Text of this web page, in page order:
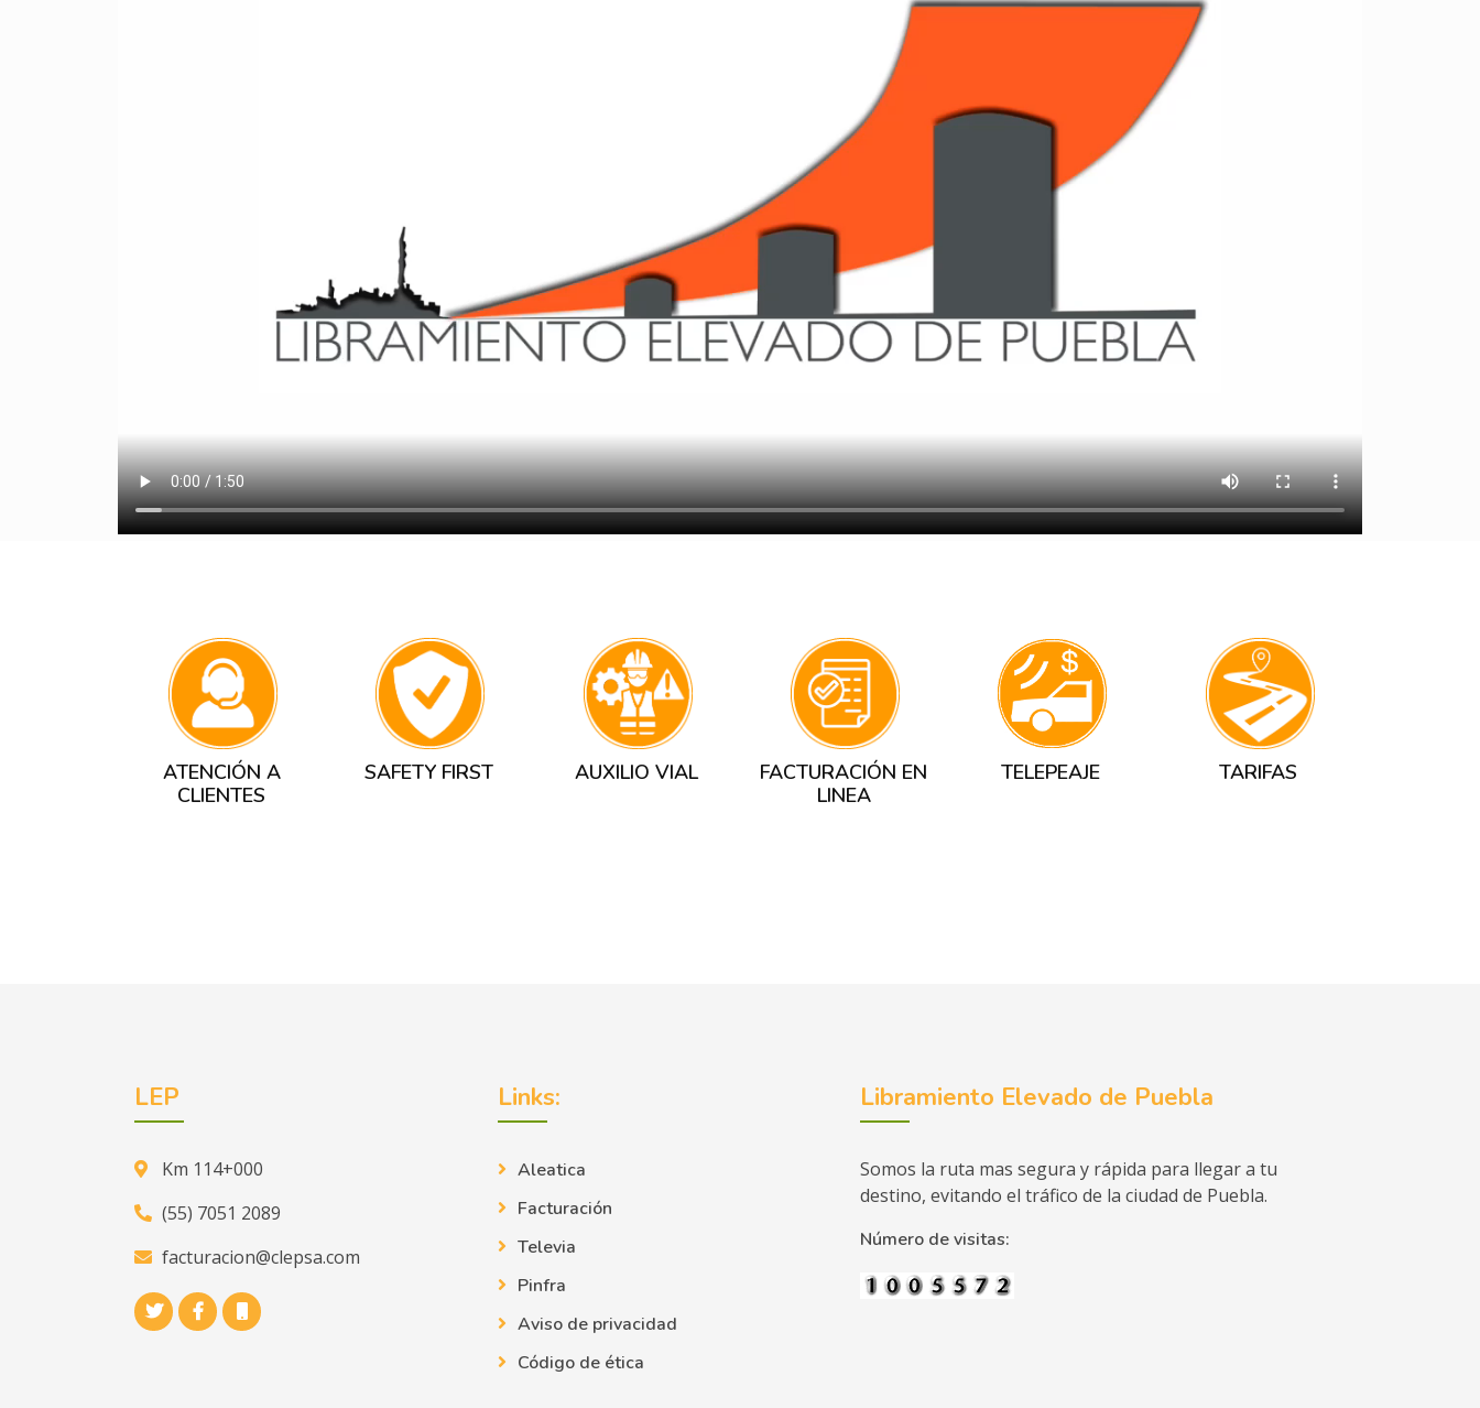
ATENCIÓN A
CLIENTES
SAFETY FIRST AUXILIO VIAL
FACTURACIÓN EN
LINEA
TELEPEAJE TARIFAS
LEP
Km 114+000
(55) 7051 2089
facturacion@clepsa.com
Links:
Aleatica
Facturación
Televia
Pinfra
Aviso de privacidad
Código de ética
Libramiento Elevado de Puebla
Somos la ruta mas segura y rápida para llegar a tu
destino, evitando el tráfico de la ciudad de Puebla.
Número de visitas: